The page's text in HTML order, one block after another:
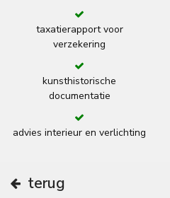
taxatierapport voor
verzekering
kunsthistorische
documentatie
advies interieur en verlichting
terug